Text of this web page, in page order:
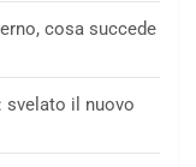
cosa succede
svelato il nuovo